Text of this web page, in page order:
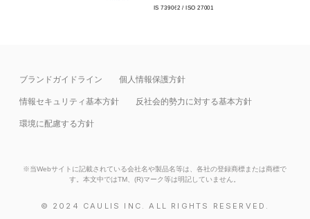
IS 739062 / ISO 27001
ブランドガイドライン 個人情報保護方針
情報セキュリティ基本⽅針 反社会的勢力に対する基本方針
環境に配慮する方針
※当Webサイトに記載されている会社名や製品名等は、各社の登録商標または商標で
す。本文中ではTM、(R)マーク等は明記していません。
© 2024 CAULIS INC. ALL RIGHTS RESERVED.